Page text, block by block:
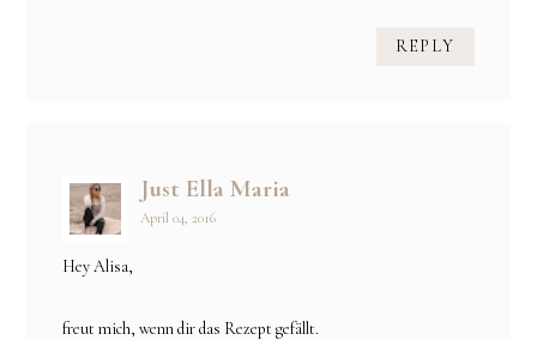
REPLY
Just Ella Maria
April 04, 2016
Hey Alisa,
freut mich, wenn dir das Rezept gefällt.